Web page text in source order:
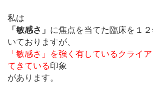
私は
「敏感さ」 に焦点を当てた臨床を１
いておりますが、
「敏感さ」を強く有しているクライ
てきている 印象
があります。